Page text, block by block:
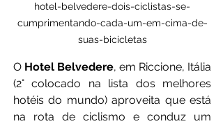
hotel-belvedere-dois-ciclistas-se-
cumprimentando-cada-um-em-cima-de-
suas-bicicletas
O Hotel Belvedere, em Riccione, Itália
(2° colocado na lista dos melhores
hotéis do mundo) aproveita que está
na rota de ciclismo e conduz um